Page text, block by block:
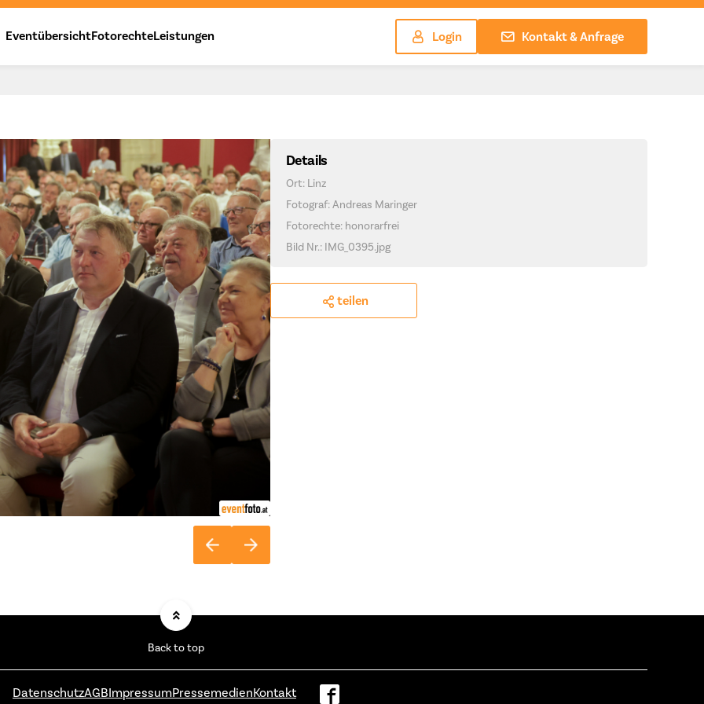
EventübersichtFotorechteLeistungen Login Kontakt & Anfrage
Details
Ort: Linz
Fotograf: Andreas Maringer
Fotorechte: honorarfrei
Bild Nr.: IMG_0395.jpg
teilen
Back to top
DatenschutzAGBImpressumPressemedienKontakt